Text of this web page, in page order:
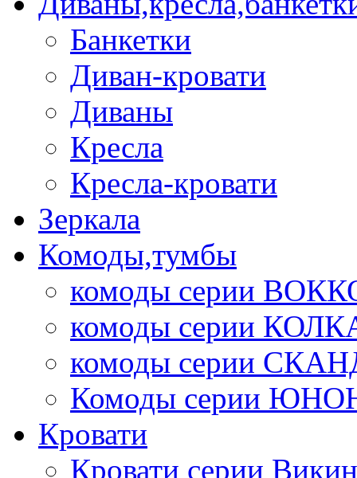
Банкетки
Диван-кровати
Диваны
Кресла
Кресла-кровати
Зеркала
Комоды,тумбы
комоды серии
комоды серии
комоды серии
Комоды серии
Кровати
Кровати серии